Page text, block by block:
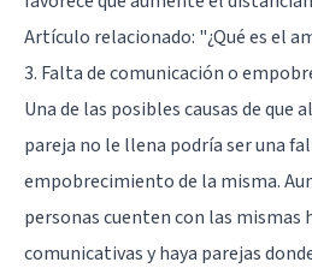
Artículo relacionado: "¿Qué es el
3. Falta de comunicación o
Una de las posibles causas de que
pareja no le llena podría ser una
empobrecimiento de la misma.
personas cuenten con las mismas
comunicativas y haya parejas